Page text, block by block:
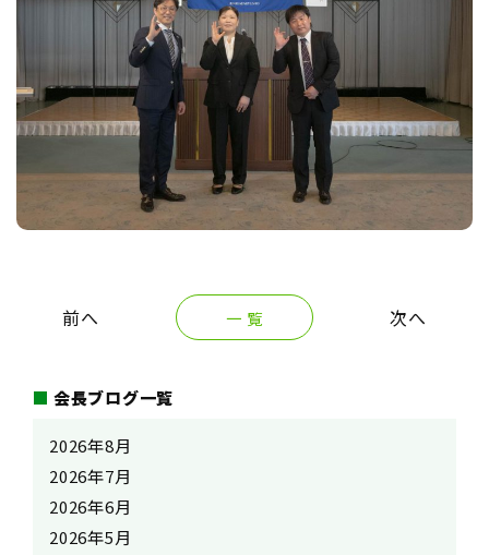
一 覧
会長ブログ一覧
2026年8月
2026年7月
2026年6月
2026年5月